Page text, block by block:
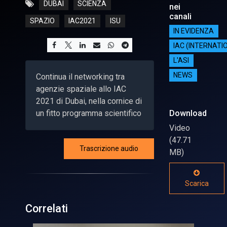
DUBAI SCIENZA
SPAZIO IAC2021 ISU
Continua il networking tra
agenzie spaziale allo IAC
2021 di Dubai, nella cornice di
un fitto programma scientifico
Trascrizione audio
nei
canali
IN EVIDENZA
IAC
L'ASI
NEWS
Download
Video
(47.71
MB)
Scarica
Correlati